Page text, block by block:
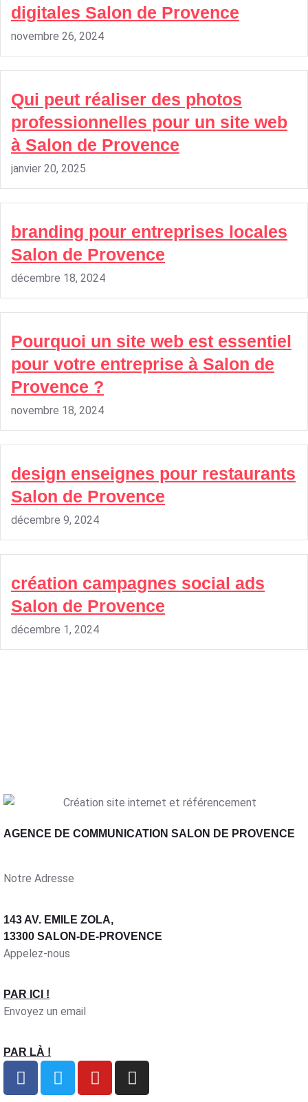
digitales Salon de Provence
novembre 26, 2024
Qui peut réaliser des photos
professionnelles pour un site web
à Salon de Provence
janvier 20, 2025
branding pour entreprises locales
Salon de Provence
décembre 18, 2024
Pourquoi un site web est essentiel
pour votre entreprise à Salon de
Provence ?
novembre 18, 2024
design enseignes pour restaurants
Salon de Provence
décembre 9, 2024
création campagnes social ads
Salon de Provence
décembre 1, 2024
AGENCE DE COMMUNICATION SALON DE PROVENCE
Notre Adresse
143 AV. EMILE ZOLA,
13300 SALON-DE-PROVENCE
Appelez-nous
PAR ICI !
Envoyez un email
PAR LÀ !